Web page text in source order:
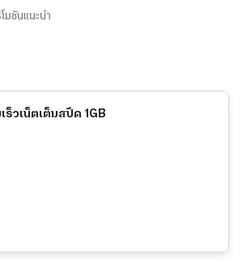
มชันแนะนำ
ร็วเน็ตเต็มสปีด 1GB